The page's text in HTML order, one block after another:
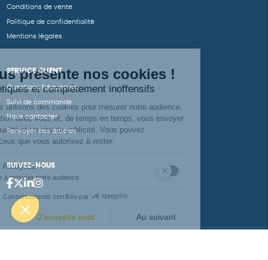
Conditions de vente
Politique de confidentialité
Mentions légales
SERVICE CLIENT
Questions fréquentes
Suivi de commande
Nous contacter
Renvoyer des articles
SUIVEZ-NOUS